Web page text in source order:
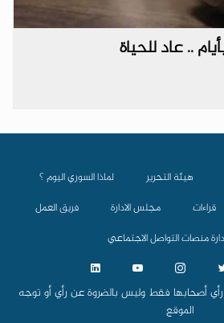
.. عاد للحياة
هيئة التحرير
لماذا السوري اليوم ؟
قراءات مجلس الادارة
فريق العمل
منصات التواصل الاجتماعي
رأي أصحابها فقط وليس بالضروة عن رأي أو توجه
الموقع